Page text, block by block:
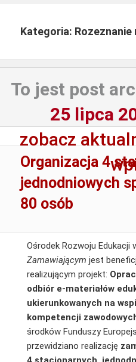
Kategoria:
To jest post
25 lipca
zobacz
Organizacja 4
jednodniowych
80 osób
Ośrodek Rozwoju Edukacji
Zamawiającym jest
realizującym projekt:
odbiór e-materiałów
ukierunkowanych na
kompetencji
środków Funduszy
przewidziano realizację